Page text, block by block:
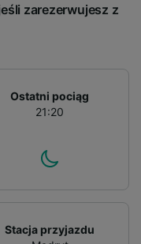
zarezerwujesz z
Ostatni pociąg
21:20
Stacja przyjazdu